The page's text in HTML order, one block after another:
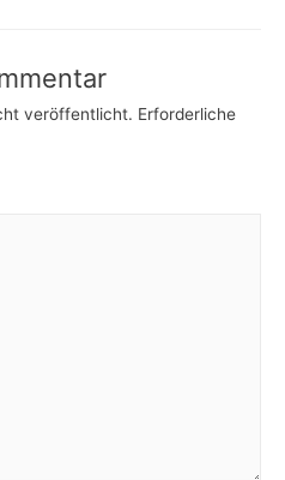
veröffentlicht. Erforderliche